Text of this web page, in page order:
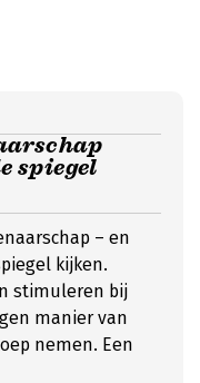
spiegel
– en
kijken.
stimuleren bij
manier van
nemen. Een